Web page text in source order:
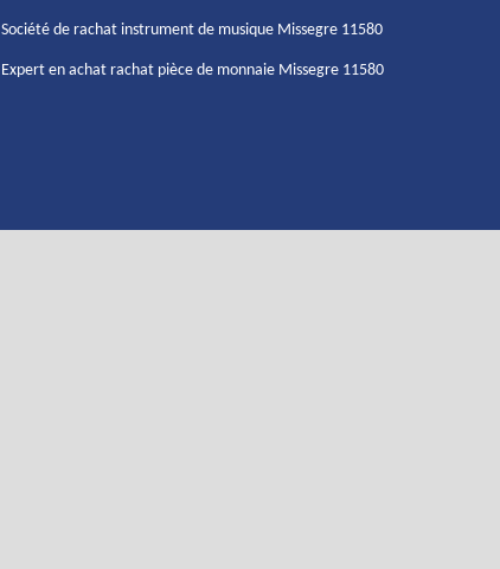
Société de rachat instrument de musique Missegre 11580
Expert en achat rachat pièce de monnaie Missegre 11580